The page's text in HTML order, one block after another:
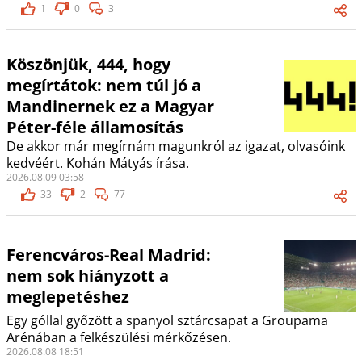
1
0 3
Köszönjük, 444, hogy
megírtátok: nem túl jó a
Mandinernek ez a Magyar
Péter-féle államosítás
De akkor már megírnám magunkról az igazat, olvasóink
kedvéért. Kohán Mátyás írása.
2026.08.09 03:58
33
2 77
Ferencváros-Real Madrid:
nem sok hiányzott a
meglepetéshez
Egy góllal győzött a spanyol sztárcsapat a Groupama
Arénában a felkészülési mérkőzésen.
2026.08.08 18:51